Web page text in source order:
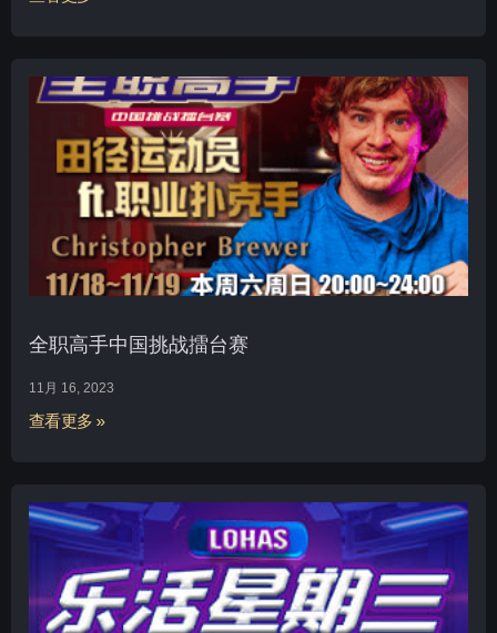
全职高手中国挑战擂台赛
11月 16, 2023
查看更多 »